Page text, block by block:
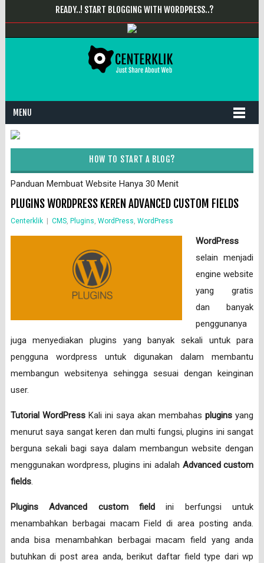
READY..! START BLOGGING WITH WORDPRESS..?
MENU
HOW TO START A BLOG?
Panduan Membuat Website Hanya 30 Menit
PLUGINS WORDPRESS KEREN ADVANCED CUSTOM FIELDS
Centerklik CMS, Plugins, WordPress, WordPress
WordPress
selain menjadi
engine website
yang gratis
dan banyak
penggunanya
juga menyediakan plugins yang banyak sekali untuk para
pengguna wordpress untuk digunakan dalam membantu
membangun websitenya sehingga sesuai dengan keinginan
user.
Tutorial WordPressKali ini saya akan membahasplugins yang
menurut saya sangat keren dan multi fungsi, plugins ini sangat
berguna sekali bagi saya dalam membangun website dengan
menggunakan wordpress, plugins ini adalah Advanced custom
fields.
Plugins Advanced custom fieldini berfungsi untuk
menambahkan berbagai macam Field di area posting anda.
anda bisa menambahkan berbagai macam field yang anda
butuhkan di post area anda, berikut daftar field type dari wp